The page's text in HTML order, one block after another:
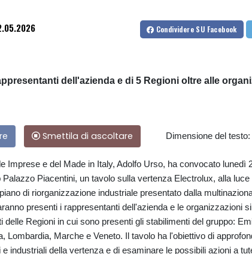
Condividere SU Facebook
dell'azienda e di 5 Regioni oltre alle
Smettila di ascoltare Dimensione del testo:
Imprese e del Made in Italy, Adolfo Urso, ha convocato lunedì
Palazzo Piacentini, un tavolo sulla vertenza Electrolux, alla luce
di riorganizzazione industriale presentato dalla
presenti i rappresentanti dell'azienda e le organizzazioni
delle Regioni in cui sono presenti gli stabilimenti del gruppo:
Lombardia, Marche e Veneto. Il tavolo ha l'obiettivo di
industriali della vertenza e di esaminare le possibili azioni a